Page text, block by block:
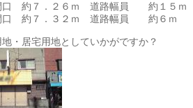
口 約７．２６ｍ 道路幅員 約１５ｍ
口 約７．３２ｍ 道路幅員 約６ｍ
地・居宅用地としていかがですか？